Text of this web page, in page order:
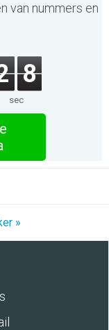
van nummers en
8
sec
»